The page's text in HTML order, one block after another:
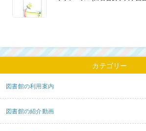
カテゴリー
図書館の利用案内
図書館の紹介動画